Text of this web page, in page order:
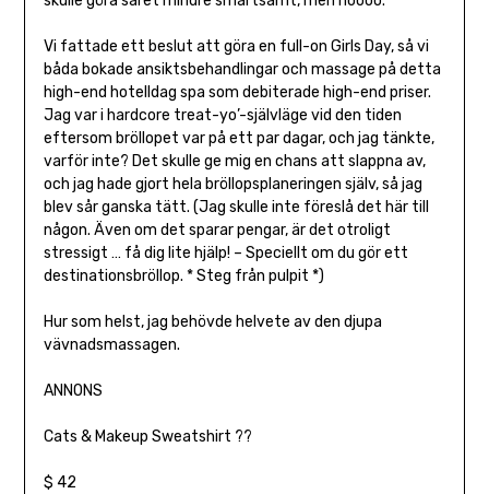
Vi fattade ett beslut att göra en full-on Girls Day, så vi
båda bokade ansiktsbehandlingar och massage på detta
high-end hotelldag spa som debiterade high-end priser.
Jag var i hardcore treat-yo’-självläge vid den tiden
eftersom bröllopet var på ett par dagar, och jag tänkte,
varför inte? Det skulle ge mig en chans att slappna av,
och jag hade gjort hela bröllopsplaneringen själv, så jag
blev sår ganska tätt. (Jag skulle inte föreslå det här till
någon. Även om det sparar pengar, är det otroligt
stressigt … få dig lite hjälp! – Speciellt om du gör ett
destinationsbröllop. * Steg från pulpit *)
Hur som helst, jag behövde helvete av den djupa
vävnadsmassagen.
ANNONS
Cats & Makeup Sweatshirt ??
$ 42